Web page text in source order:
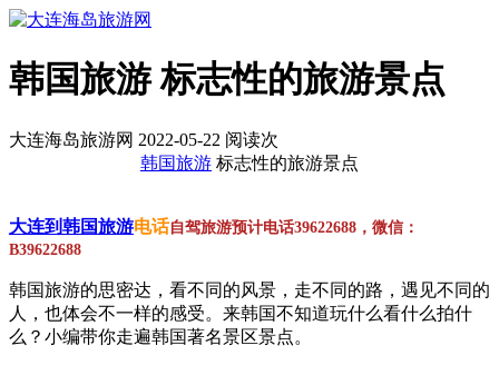
韩国旅游 标志性的旅游景点
大连海岛旅游网 2022-05-22 阅读次
韩国旅游 标志性的旅游景点
大连到韩国旅游电话自驾旅游预计电话39622688，微信：
B39622688
韩国旅游的思密达，看不同的风景，走不同的路，遇见不同的
人，也体会不一样的感受。来韩国不知道玩什么看什么拍什
么？小编带你走遍韩国著名景区景点。